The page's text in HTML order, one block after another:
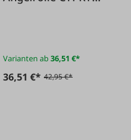
Varianten ab36,51 €*
36,51 €* 42,95 €*